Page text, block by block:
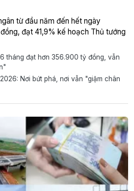
từ đầu năm đến hết ngày
đạt 41,9% kế hoạch Thủ tướng
tháng đạt hơn 356.900 tỷ đồng, vẫn
Nơi bứt phá, nơi vẫn "giậm chân